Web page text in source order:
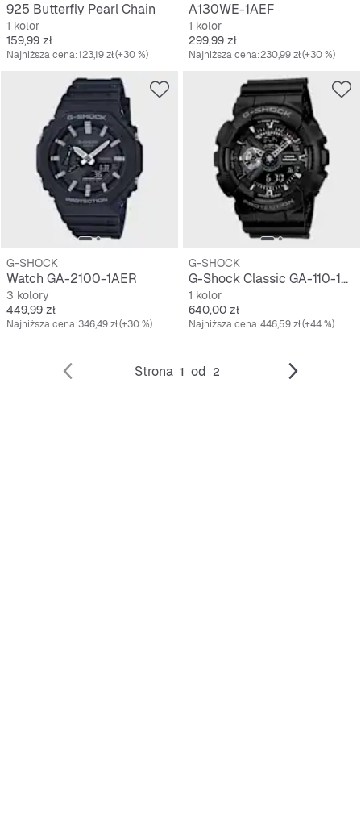
925 Butterfly Pearl Chain
1 kolor
Cena
159,99 zł
Najniższa cena:123,19 zł(+30 %)
A130WE-1AEF
1 kolor
Cena
299,99 zł
Najniższa cena:230,99 zł(+30 %)
G-SHOCK
Watch GA-2100-1AER
3 kolory
Cena
449,99 zł
Najniższa cena:346,49 zł(+30 %)
G-SHOCK
G-Shock Classic GA-110-1BER
1 kolor
Cena
640,00 zł
Najniższa cena:446,59 zł(+44 %)
Strona 1 od 2